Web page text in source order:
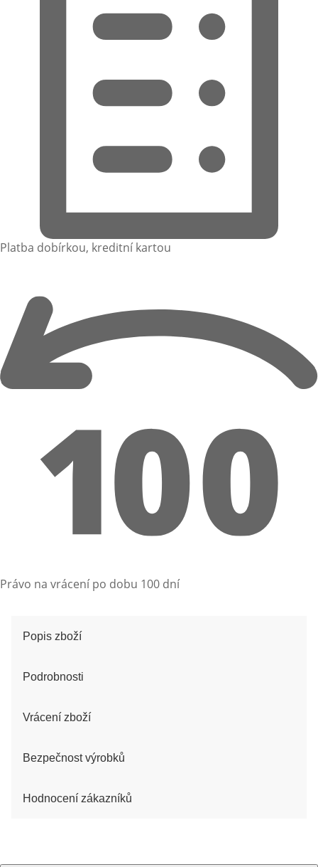
Platba dobírkou, kreditní kartou
Právo na vrácení po dobu 100 dní
Popis zboží
Podrobnosti
Vrácení zboží
Bezpečnost výrobků
Hodnocení zákazníků